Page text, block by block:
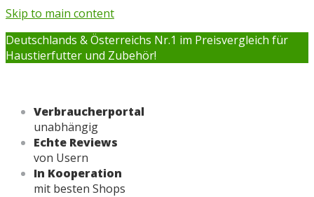
Skip to main content
Deutschlands & Österreichs Nr.1 im Preisvergleich für
Haustierfutter und Zubehör!
Verbraucherportal
unabhängig
Echte Reviews
von Usern
In Kooperation
mit besten Shops